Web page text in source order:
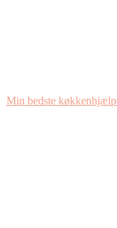
Min bedste